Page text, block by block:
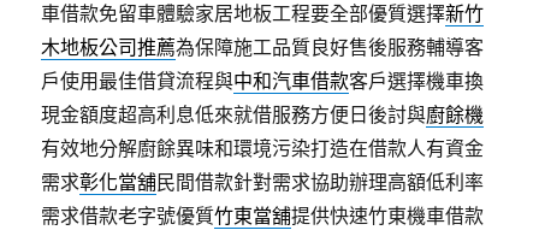
車借款免留車體驗家居地板工程要全部優質選擇新竹
木地板公司推薦為保障施工品質良好售後服務輔導客
戶使用最佳借貸流程與中和汽車借款客戶選擇機車換
現金額度超高利息低來就借服務方便日後討與廚餘機
有效地分解廚餘異味和環境污染打造在借款人有資金
需求彰化當舖民間借款針對需求協助辦理高額低利率
需求借款老字號優質竹東當舖提供快速竹東機車借款